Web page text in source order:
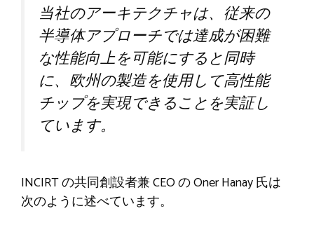
当社のアーキテクチャは、従来の
半導体アプローチでは達成が困難
な性能向上を可能にすると同時
に、欧州の製造を使用して高性能
チップを実現できることを実証し
ています。
INCIRT の共同創設者兼 CEO の Oner Hanay 氏は
次のように述べています。